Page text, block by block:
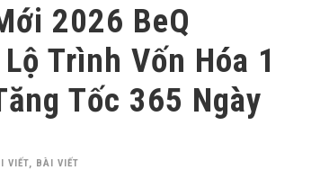
2026 BeQ
Trình Vốn Hóa 1
Tốc 365 Ngày
VIẾT, BÀI VIẾT